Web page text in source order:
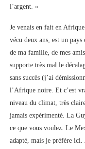
l’argent. »
Je venais en fait en
vécu deux ans, est un
de ma famille, de mes
supporte très mal le
sans succès (j’ai
l’Afrique noire. Et c’est
niveau du climat, très
jamais expérimenté. La
ce que vous voulez. Le
adapté, mais je préfère